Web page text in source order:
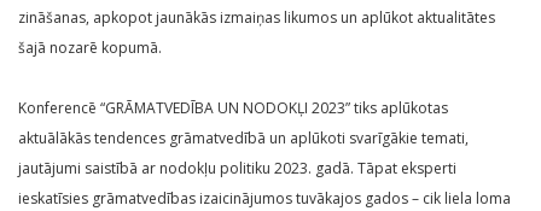
zināšanas, apkopot jaunākās izmaiņas likumos un aplūkot aktualitātes
šajā nozarē kopumā.
Konferencē “GRĀMATVEDĪBA UN NODOKĻI 2023” tiks aplūkotas
aktuālākās tendences grāmatvedībā un aplūkoti svarīgākie temati,
jautājumi saistībā ar nodokļu politiku 2023. gadā. Tāpat eksperti
ieskatīsies grāmatvedības izaicinājumos tuvākajos gados – cik liela loma